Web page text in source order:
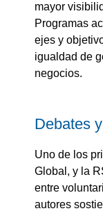
mayor
Programas
ejes y
igualdad de
negocios.
Debates
Uno de los
Global, y la
entre
autores